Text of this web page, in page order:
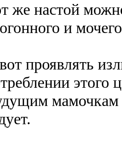
же настой
и
проявлять
этого
мамочкам